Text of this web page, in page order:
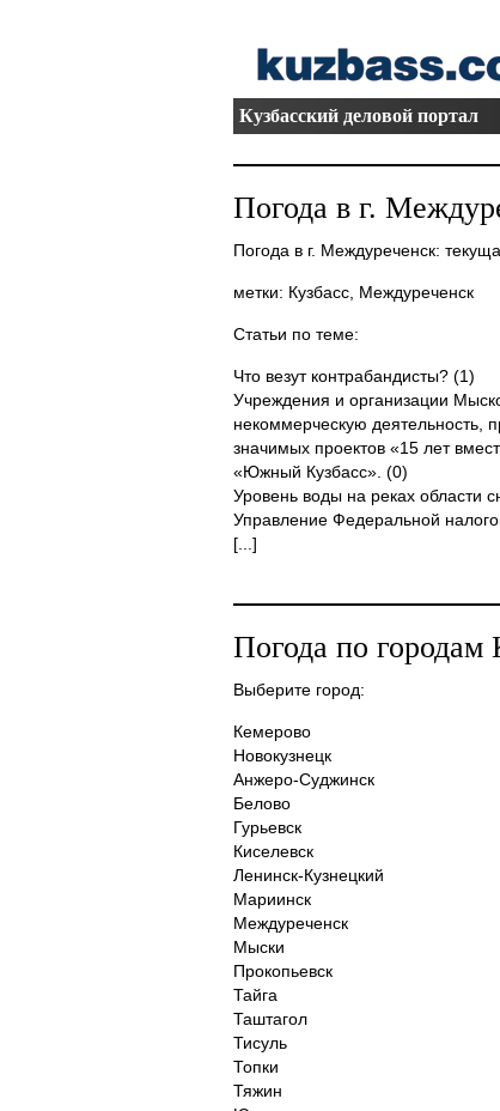
Кузбасский деловой портал
Погода в г.
Погода в г. Междуреченск:
метки: Кузбасс, Междуреченск
Статьи по теме:
Что везут контрабандисты? (1)
Учреждения и организации
некоммерческую деятельность,
значимых проектов «15 лет
«Южный Кузбасс». (0)
Уровень воды на реках области
Управление Федеральной
[...]
Погода по городам
Выберите город:
Кемерово
Новокузнецк
Анжеро-Суджинск
Белово
Гурьевск
Киселевск
Ленинск-Кузнецкий
Мариинск
Междуреченск
Мыски
Прокопьевск
Тайга
Таштагол
Тисуль
Топки
Тяжин